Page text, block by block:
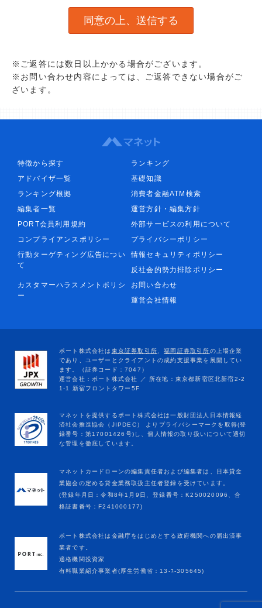
※ご返答には数日以上かかる場合がございます。
※お問い合わせ内容によっては、ご返答できない場合がご
ざいます。
特徴から探す
ランキング
アドバイザ一覧
基礎知識
ランキング根拠
消費者金融ATM検索
編集者一覧
運営方針・編集方針
PORT会員利用規約
外部サービスの利用について
コンプライアンスポリシー
プライバシーポリシー
行動ターゲティング広告につい
て
情報セキュリティポリシー
反社会的勢力排除ポリシー
カスタマーハラスメントポリシ
ー
お問い合わせ
運営会社情報
マネットカードローンの編集責任者および編集者は、日本貸金
業協会の定める貸金業務取扱主任者登録を受けています。
(登録年月日：令和8年1月9日、登録番号：K250020096、合
格証書番号：F241000177)
ポート株式会社は金融庁をはじめとする政府機関への届出済事
業者です。
適格機関投資家
有料職業紹介事業者(厚生労働省：13-ﾕ-305645)